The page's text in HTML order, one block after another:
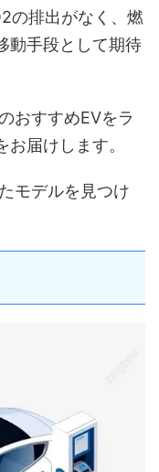
の排出がなく、燃
動手段として期待
おすすめEVをラ
届けします。
モデルを見つけ